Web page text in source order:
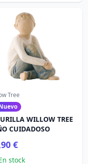
Tree
WILLOW TREE
CUIDADOSO
€
stock